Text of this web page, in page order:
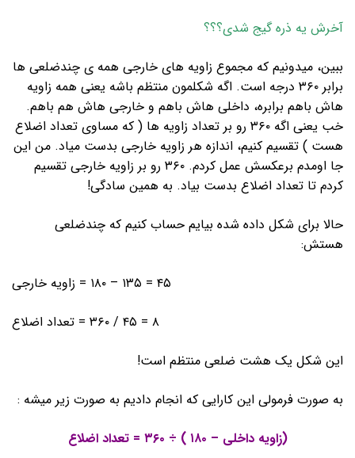
آخرش یه ذره گیج شدی؟؟؟
ببین، میدونیم که مجموع زاویه های خارجی همه ی چندضلعی ها
برابر ۳۶۰ درجه است. اگه شکلمون منتظم باشه یعنی همه زاویه
هاش باهم برابره، داخلی هاش باهم و خارجی هاش هم باهم.
خب یعنی اگه ۳۶۰ رو بر تعداد زاویه ها ( که مساوی تعداد اضلاع
هست ) تقسیم کنیم، اندازه هر زاویه خارجی بدست میاد. من این
جا اومدم برعکسش عمل کردم. ۳۶۰ رو بر زاویه خارجی تقسیم
کردم تا تعداد اضلاع بدست بیاد. به همین سادگی!
حالا برای شکل داده شده بیایم حساب کنیم که چندضلعی
هستش:
۴۵ = ۱۳۵ – ۱۸۰ = زاویه خارجی
۸ = ۴۵ / ۳۶۰ = تعداد اضلاع
این شکل یک هشت ضلعی منتظم است!
به صورت فرمولی این کارایی که انجام دادیم به صورت زیر میشه :
(زاویه داخلی – ۱۸۰ ) ÷ ۳۶۰ = تعداد اضلاع